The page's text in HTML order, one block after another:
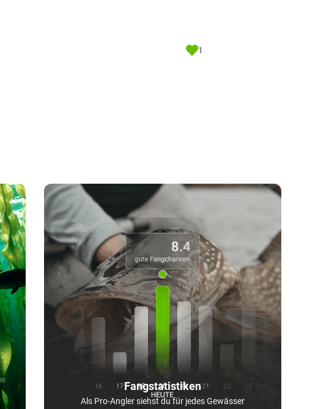
1
Fangstatistiken
Als Pro-Angler siehst du für jedes Gewässer